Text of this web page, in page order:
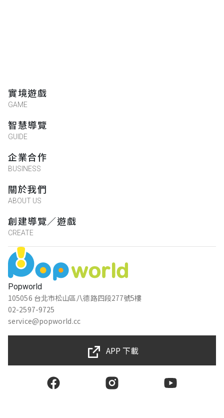
Popworld
105056 台北市松山區八德路四段277號5樓
02-2597-9725
service@popworld.cc
實境遊戲
GAME
智慧導覽
GUIDE
企業合作
BUSINESS
關於我們
ABOUT US
創建導覽／遊戲
CREATE
APP 下載